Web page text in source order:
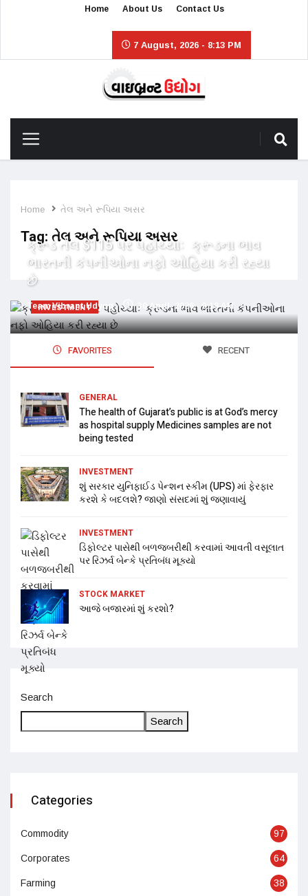
Home About Us Contact Us
7 August, 2026 - 8:13 PM
Home તેલ અને રૂપિયા અસર
Tag: તેલ અને રૂપિયા અસર
INVESTMENT
ક્રૂડ તેલ $115 પર પહોચ્યાઃ ક્રૂડના ભાવ
ભારતની કંપનીઓના નફો ઓહિયા કરી રહ્યા
છે
Team Vibrant Udyog 30 April, 2026 - 9:18 AM
FAVORITES RECENT
GENERAL
The health of Gujarat’s public is at God’s mercy
as hospital supply Medicines samples are not
being tested
INVESTMENT
શું સરકાર યુનિફાઈડ પેન્શન સ્કીમ (UPS) માં ફેરફાર
કરશે કે બદલશે? જાણો સંસદમાં શું જણાવાયું
INVESTMENT
ડિફોલ્ટર પાસેથી બળજબરીથી કરવામાં આવતી વસૂલાત
પર રિઝર્વ બેન્કે પ્રતિબંધ મૂક્યો
STOCK MARKET
આજે બજારમાં શું કરશો?
Search
Search
Categories
Commodity 97
Corporates 64
Farming 38